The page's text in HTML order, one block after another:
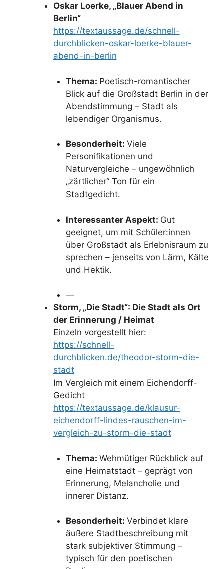
Oskar Loerke, „Blauer Abend in
Berlin“
https://textaussage.de/schnell-
durchblicken-oskar-loerke-blauer-
abend-in-berlin
Thema: Poetisch-romantischer
Blick auf die Großstadt Berlin in der
Abendstimmung – Stadt als
lebendiger Organismus.
Besonderheit: Viele
Personifikationen und
Naturvergleiche – ungewöhnlich
„zärtlicher“ Ton für ein
Stadtgedicht.
Interessanter Aspekt: Gut
geeignet, um mit Schüler:innen
über Großstadt als Erlebnisraum zu
sprechen – jenseits von Lärm, Kälte
und Hektik.
—
Storm, „Die Stadt“: Die Stadt als Ort
der Erinnerung / Heimat
Einzeln vorgestellt hier:
https://schnell-
durchblicken.de/theodor-storm-die-
stadt
Im Vergleich mit einem Eichendorff-
Gedicht
https://textaussage.de/klausur-
eichendorff-lindes-rauschen-im-
vergleich-zu-storm-die-stadt
Thema: Wehmütiger Rückblick auf
eine Heimatstadt – geprägt von
Erinnerung, Melancholie und
innerer Distanz.
Besonderheit: Verbindet klare
äußere Stadtbeschreibung mit
stark subjektiver Stimmung –
typisch für den poetischen